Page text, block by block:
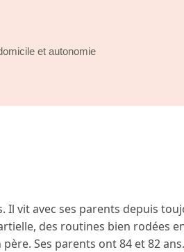
et autonomie
Il vit avec ses parents depuis
des routines bien rodées
Ses parents ont 84 et 82